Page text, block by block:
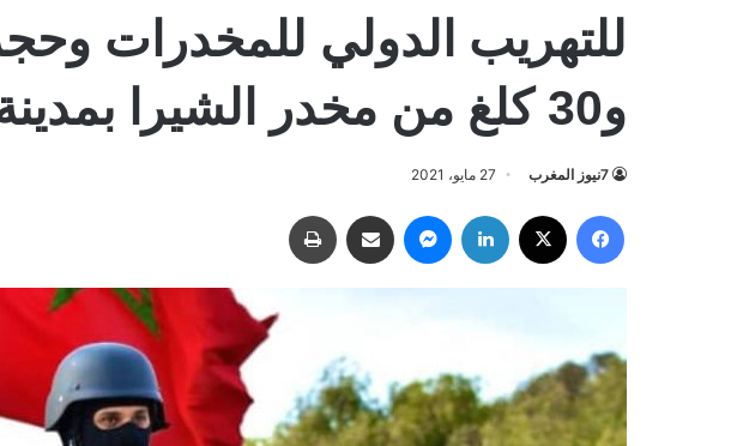
للتهريب الدولي للمخدرات
و30 كلغ من مخدر الشيرا بمدينة الناظور
7نيوز المغرب 27 مايو، 2021